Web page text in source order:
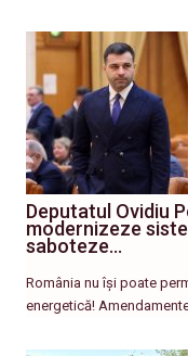
Deputatul Ovidiu
modernizeze
saboteze…
România nu își poate
energetică!